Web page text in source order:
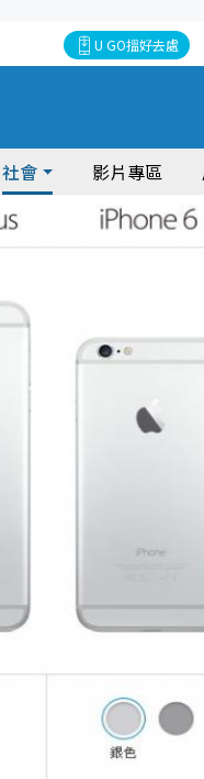
U GO搵好去處
社會 影片專區